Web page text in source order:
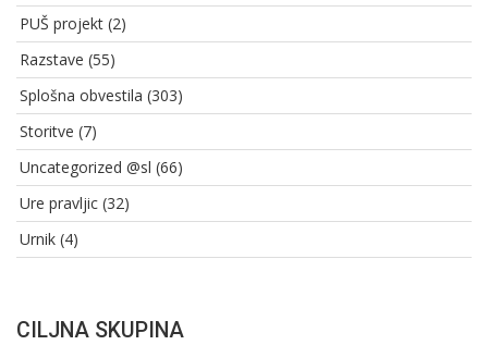
PUŠ projekt (2)
Razstave (55)
Splošna obvestila (303)
Storitve (7)
Uncategorized @sl (66)
Ure pravljic (32)
Urnik (4)
CILJNA SKUPINA